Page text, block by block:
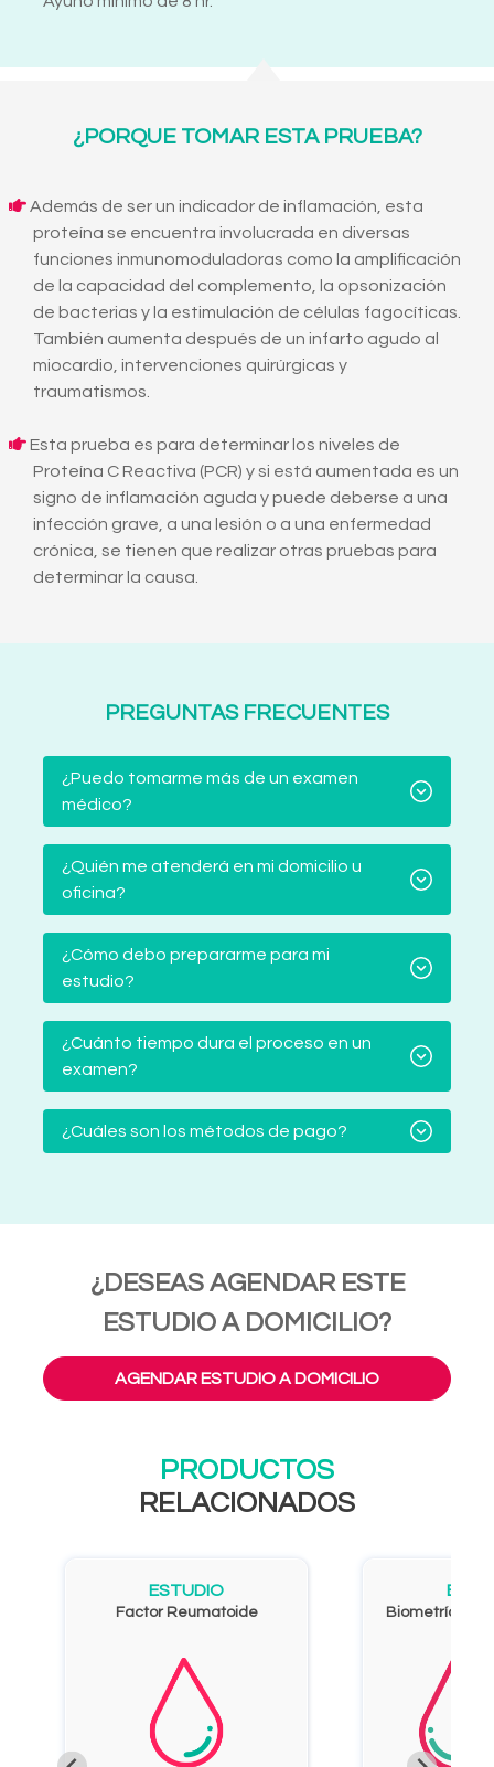
¿PORQUE TOMAR ESTA PRUEBA?
Además de ser un indicador de inflamación, esta
proteína se encuentra involucrada en diversas
funciones inmunomoduladoras como la amplificación
de la capacidad del complemento, la opsonización
de bacterias y la estimulación de células fagocíticas.
También aumenta después de un infarto agudo al
miocardio, intervenciones quirúrgicas y
traumatismos.
Esta prueba es para determinar los niveles de
Proteína C Reactiva (PCR) y si está aumentada es un
signo de inflamación aguda y puede deberse a una
infección grave, a una lesión o a una enfermedad
crónica, se tienen que realizar otras pruebas para
determinar la causa.
PREGUNTAS FRECUENTES
¿Puedo tomarme más de un examen
médico?
¿Quién me atenderá en mi domicilio u
oficina?
¿Cómo debo prepararme para mi
estudio?
¿Cuánto tiempo dura el proceso en un
examen?
¿Cuáles son los métodos de pago?
¿DESEAS AGENDAR ESTE
ESTUDIO A DOMICILIO?
AGENDAR ESTUDIO A DOMICILIO
PRODUCTOS
RELACIONADOS
ESTUDIO
Factor Reumatoide Biometría